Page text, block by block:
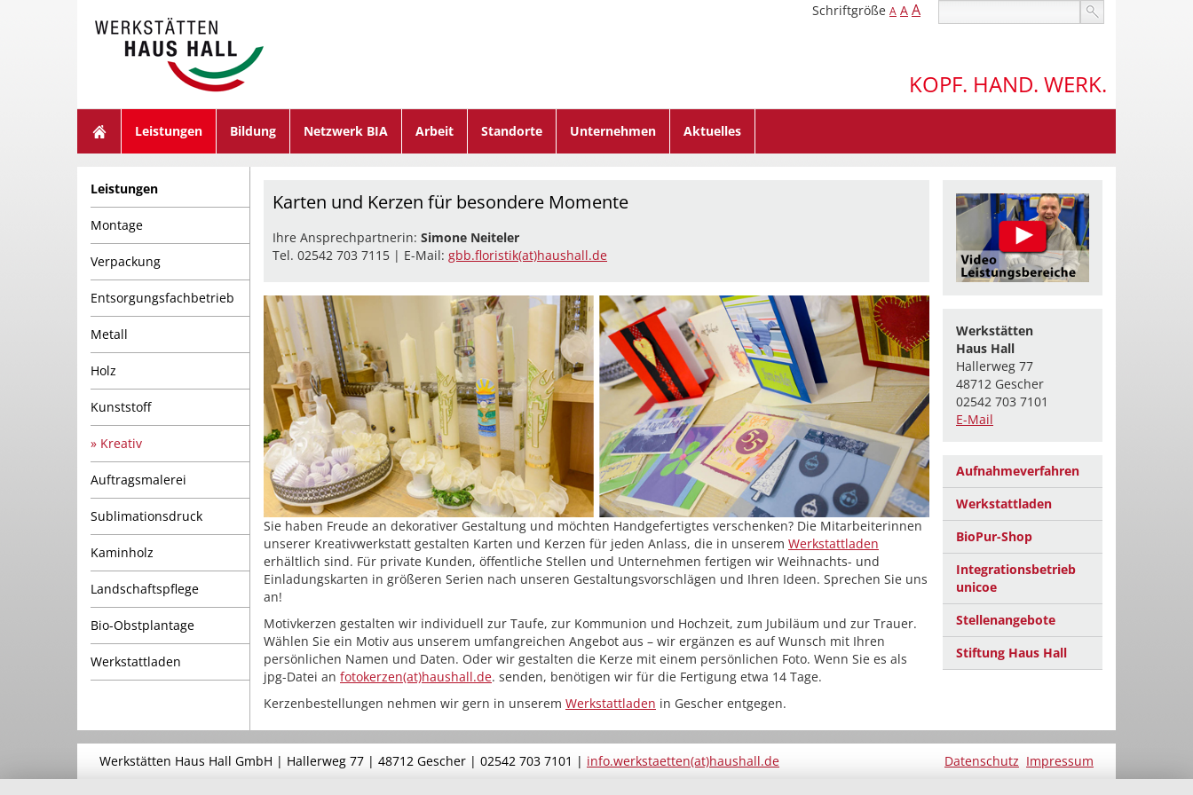
Schriftgröße A A A
KOPF. HAND. WERK.
Leistungen Bildung Netzwerk BIA Arbeit Standorte Unternehmen Aktuelles
Leistungen
Montage
Verpackung
Entsorgungsfachbetrieb
Metall
Holz
Kunststoff
Kreativ
Auftragsmalerei
Sublimationsdruck
Kaminholz
Landschaftspflege
Bio-Obstplantage
Werkstattladen
Karten und Kerzen für besondere Momente
Ihre Ansprechpartnerin: Simone Neiteler
Tel. 02542 703 7115 | E-Mail: gbb.floristik(at)haushall.de
Sie haben Freude an dekorativer Gestaltung und möchten Handgefertigtes verschenken? Die Mitarbeiterinnen
unserer Kreativwerkstatt gestalten Karten und Kerzen für jeden Anlass, die in unserem Werkstattladen
erhältlich sind. Für private Kunden, öffentliche Stellen und Unternehmen fertigen wir Weihnachts- und
Einladungskarten in größeren Serien nach unseren Gestaltungsvorschlägen und Ihren Ideen. Sprechen Sie uns
an!
Motivkerzen gestalten wir individuell zur Taufe, zur Kommunion und Hochzeit, zum Jubiläum und zur Trauer.
Wählen Sie ein Motiv aus unserem umfangreichen Angebot aus – wir ergänzen es auf Wunsch mit Ihren
persönlichen Namen und Daten. Oder wir gestalten die Kerze mit einem persönlichen Foto. Wenn Sie es als
jpg-Datei an fotokerzen(at)haushall.de. senden, benötigen wir für die Fertigung etwa 14 Tage.
Kerzenbestellungen nehmen wir gern in unserem Werkstattladen in Gescher entgegen.
Werkstätten
Haus Hall
Hallerweg 77
48712 Gescher
02542 703 7101
E-Mail
Aufnahmeverfahren
Werkstattladen
BioPur-Shop
Integrationsbetrieb
unicoe
Stellenangebote
Stiftung Haus Hall
Werkstätten Haus Hall GmbH | Hallerweg 77 | 48712 Gescher | 02542 703 7101 | info.werkstaetten(at)haushall.de Datenschutz Impressum